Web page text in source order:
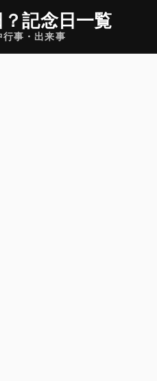
？記念日一覧
行事・出来事